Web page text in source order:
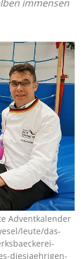
immensen
Adventkalender
leute/das-
diesjaehrigen-